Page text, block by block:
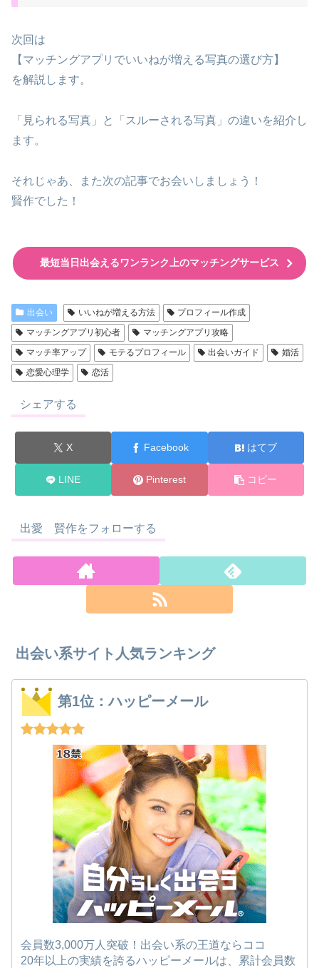
次回は
【マッチングアプリでいいねが増える写真の選び方】
を解説します。
「見られる写真」と「スルーされる写真」の違いを紹介し
ます。
それじゃあ、また次の記事でお会いしましょう！
賢作でした！
最短当日出会えるワンランク上のマッチングサービス
出会い いいねが増える方法
プロフィール作成
マッチングアプリ初心者
マッチングアプリ攻略
マッチ率アップ
モテるプロフィール 出会いガイド
婚活
恋愛心理学
恋活
シェアする
X Facebook はてブ
LINE Pinterest コピー
出愛 賢作をフォローする
出会い系サイト人気ランキング
第1位：ハッピーメール
会員数3,000万人突破！出会い系の王道ならココ
20年以上の実績を誇るハッピーメールは、累計会員数